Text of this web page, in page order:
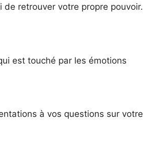
retrouver votre propre pouvoir.
est touché par les émotions
à vos questions sur votre